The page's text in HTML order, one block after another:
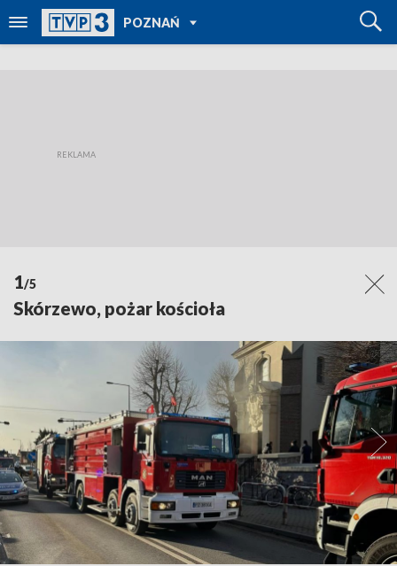
POZNAŃ
POWRÓT DO
TVP REGIONY
1/5
Skórzewo, pożar kościoła